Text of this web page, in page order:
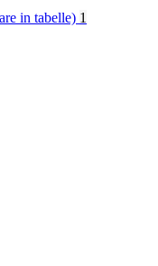
in tabelle) 1